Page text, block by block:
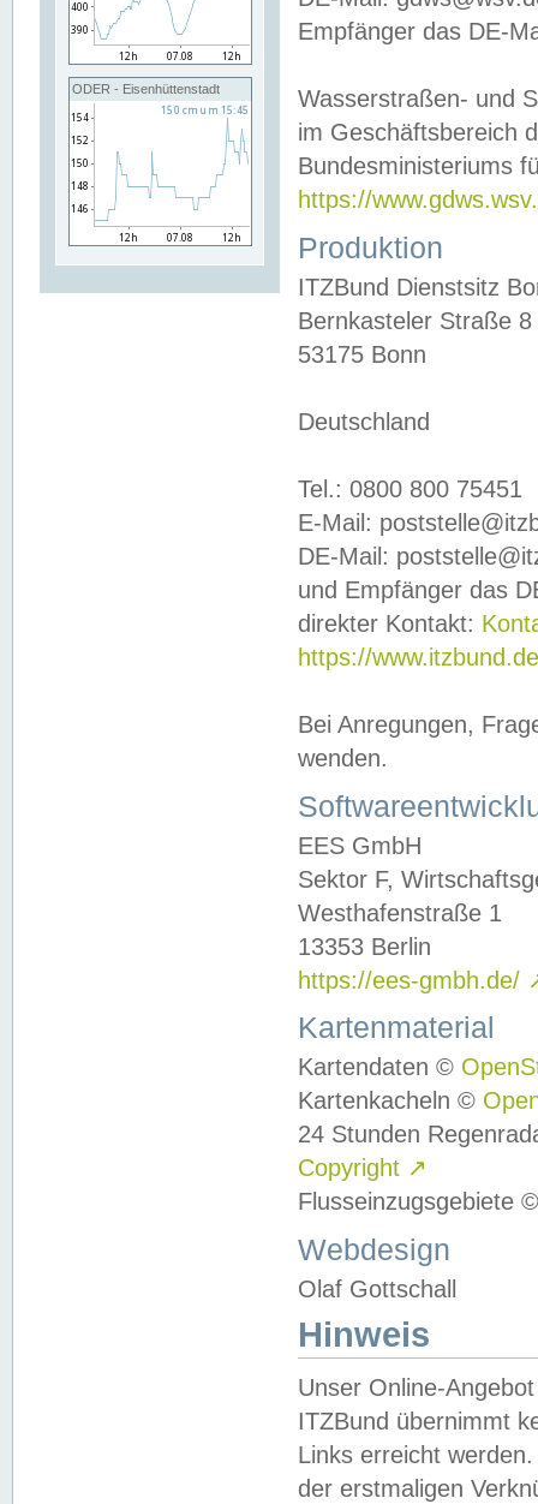
ODER - Eisenhüttenstadt
Empfänger das DE-
Wasserstraßen- und
im Geschäftsbereich
Bundesministeriums
https://
Produktion
ITZBund Dienstsitz
Bernkasteler Straße 8
53175 Bonn
Deutschland
Tel.: 0800 800 75451
E-Mail:
DE-Mail:
und Empfänger das
direkter Kontakt:
https://
Bei Anregungen,
wenden.
EES GmbH
Sektor F,
Westhafenstraße 1
13353 Berlin
https://ees-gmbh.de/
Kartenmaterial
Kartendaten ©
Kartenkacheln ©
24 Stunden
Copyright ↗
Flusseinzugsgebiete
Webdesign
Olaf Gottschall
Hinweis
Unser Online-
ITZBund übernimmt
Links erreicht
der erstmaligen